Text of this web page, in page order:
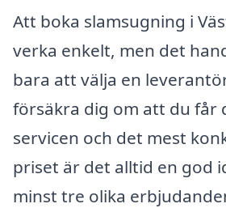
Att boka slamsugning i
verka enkelt, men det
bara att välja en
försäkra dig om att du får
servicen och det mest
priset är det alltid en god
minst tre olika